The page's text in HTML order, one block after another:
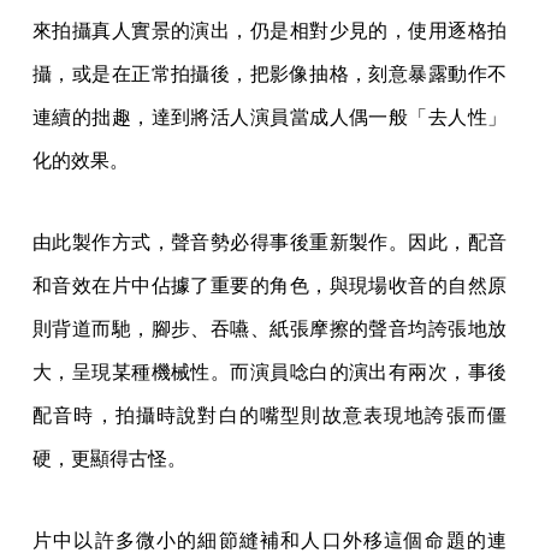
來拍攝真人實景的演出，仍是相對少見的，使用逐格拍
攝，或是在正常拍攝後，把影像抽格，刻意暴露動作不
連續的拙趣，達到將活人演員當成人偶一般「去人性」
化的效果。
由此製作方式，聲音勢必得事後重新製作。因此，配音
和音效在片中佔據了重要的角色，與現場收音的自然原
則背道而馳，腳步、吞嚥、紙張摩擦的聲音均誇張地放
大，呈現某種機械性。而演員唸白的演出有兩次，事後
配音時，拍攝時說對白的嘴型則故意表現地誇張而僵
硬，更顯得古怪。
片中以許多微小的細節縫補和人口外移這個命題的連